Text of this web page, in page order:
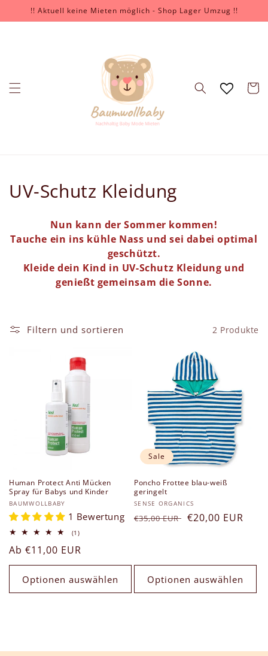
zum
Inhalt
!! Aktuell keine Mieten möglich - Shop Lager Umzug !!
K
t
r
UV-Schutz Kleidung
Nun kann der Sommer kommen!
Tauche ein ins kühle Nass und sei dabei optimal
geschützt.
Kleide dein Kind in UV-Schutz Kleidung und
genießt gemeinsam die Sonne.
Filtern und sortieren 2 Produkte
Human Protect Anti Mücken
Spray für Babys und Kinder
Anbieter:
BAUMWOLLBABY
1 Bewertung
(1)1
insgesamt
Normaler
Preis
Ab €11,00 EUR
Optionen auswählen
Sale
Poncho Frottee blau-weiß
geringelt
Anbieter:
SENSE ORGANICS
Normaler
€35,00 EUR Verkaufspreis
€20,00 EUR
Optionen auswählen